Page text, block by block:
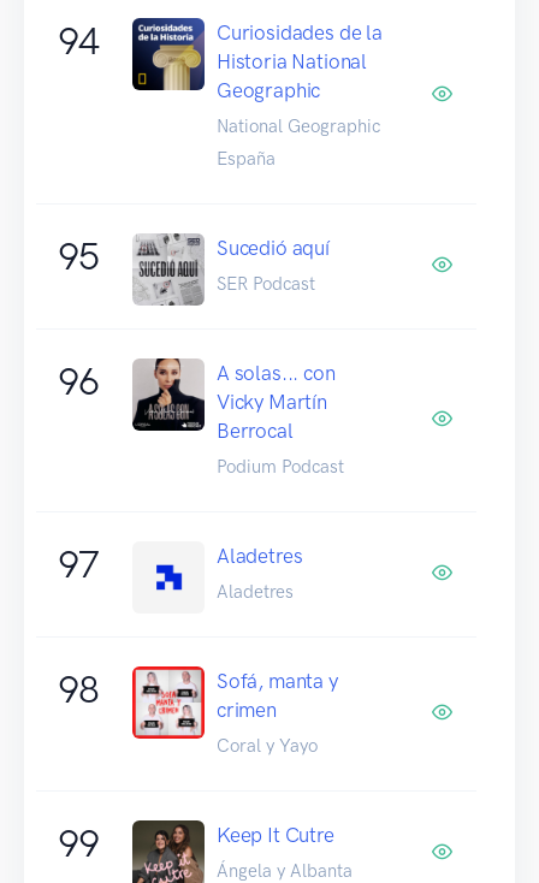
94
Curiosidades de la
Historia National
Geographic
National Geographic
España
95 Sucedió aquí
SER Podcast
96
A solas... con
Vicky Martín
Berrocal
Podium Podcast
97 Aladetres
Aladetres
98
Sofá, manta y
crimen
Coral y Yayo
99 Keep It Cutre
Ángela y Albanta